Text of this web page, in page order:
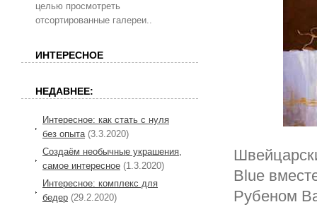
Blue
Рубеном
целью просмотреть
отсортированные галереи..
ИНТЕРЕСНОЕ
НЕДАВНЕЕ:
Интересное: как стать с нуля
без опыта (3.3.2020)
Создаём необычные украшения,
самое интересное (1.3.2020)
Интересное: комплекс для
бедер (29.2.2020)